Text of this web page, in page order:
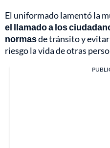
El uniformado lamentó la
el llamado a los
normasde tránsito y
riesgo la vida de otras